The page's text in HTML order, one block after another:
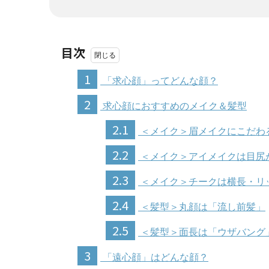
目次
1
「求心顔」ってどんな顔？
2 求心顔におすすめのメイク＆髪型
2.1 ＜メイク＞眉メイクにこだわ
2.2 ＜メイク＞アイメイクは目尻
2.3 ＜メイク＞チークは横長・
2.4 ＜髪型＞丸顔は「流し前髪」
2.5 ＜髪型＞面長は「ウザバング
3 「遠心顔」はどんな顔？